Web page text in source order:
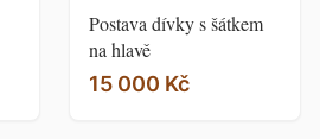
Postava dívky s šátkem
na hlavě
15 000 Kč